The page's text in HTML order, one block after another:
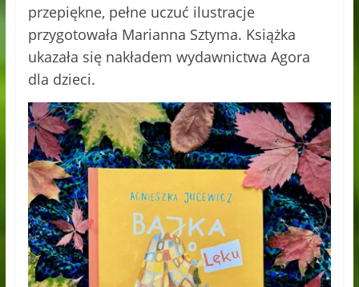
przepiękne, pełne uczuć ilustracje
przygotowała Marianna Sztyma. Książka
ukazała się nakładem wydawnictwa Agora
dla dzieci.